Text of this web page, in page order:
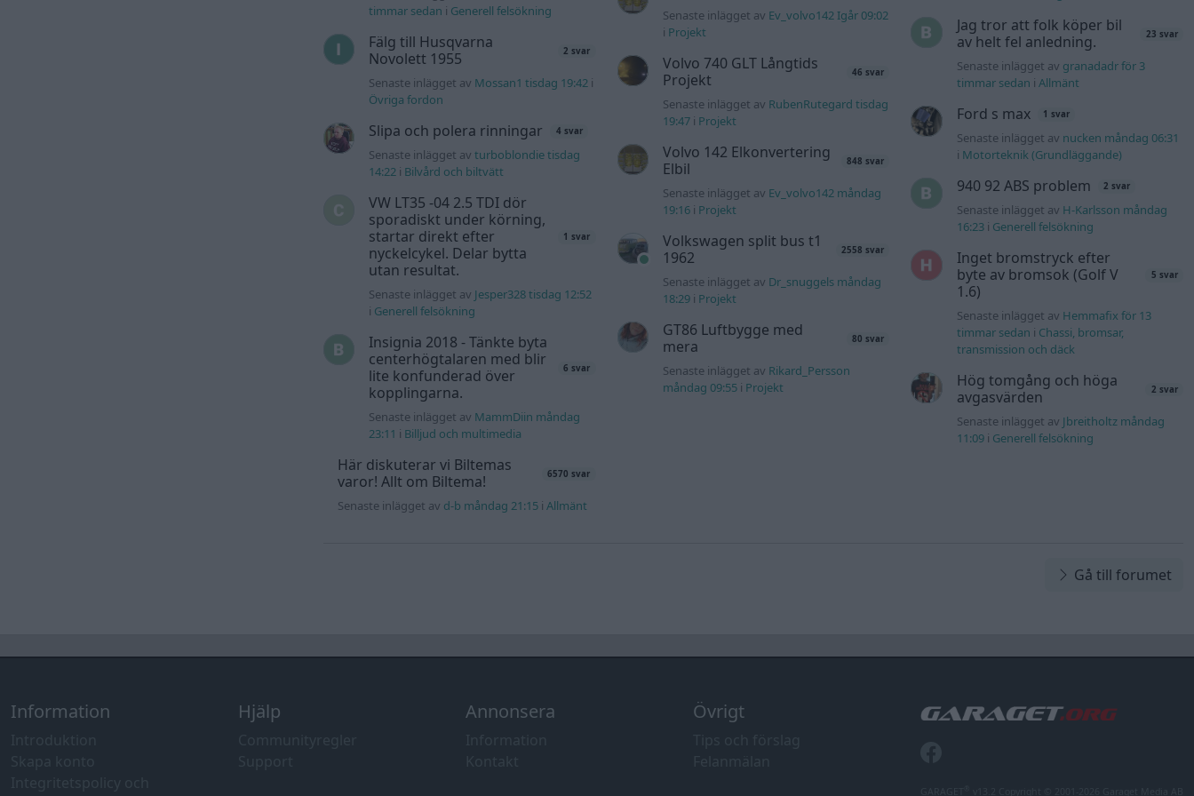
timmar sedan i Generell felsökning
Fälg till Husqvarna
Novolett 1955
2 svar
Senaste inlägget av Mossan1 tisdag 19:42 i
Övriga fordon
Slipa och polera rinningar 4 svar
Senaste inlägget avturboblondie tisdag
14:22 i Bilvård och biltvätt
VW LT35 -04 2.5 TDI dör
sporadiskt under körning,
startar direkt efter
nyckelcykel. Delar bytta
utan resultat.
1 svar
Senaste inlägget av Jesper328 tisdag 12:52
i Generell felsökning
Insignia 2018 - Tänkte byta
centerhögtalaren med blir
lite konfunderad över
kopplingarna.
6 svar
Senaste inlägget av MammDiin måndag
23:11 i Billjud och multimedia
Här diskuterar vi Biltemas
varor! Allt om Biltema!
6570 svar
Senaste inlägget av d-b måndag 21:15 i Allmänt
Senaste inlägget av Ev_volvo142 Igår 09:02
i Projekt
Volvo 740 GLT Långtids
Projekt
46 svar
Senaste inlägget av RubenRutegard tisdag
19:47i Projekt
Volvo 142 Elkonvertering
Elbil
848 svar
Senaste inlägget av Ev_volvo142 måndag
19:16i Projekt
Volkswagen split bus t1
1962
2558 svar
Senaste inlägget av Dr_snuggels måndag
18:29i Projekt
GT86 Luftbygge med
mera
80 svar
Senaste inlägget av Rikard_Persson
måndag 09:55i Projekt
Jag tror att folk köper bil
av helt fel anledning.
23 svar
Senaste inlägget av granadadr för 3
timmar sedan i Allmänt
Ford s max 1 svar
Senaste inlägget av nucken måndag 06:31
i Motorteknik (Grundläggande)
940 92 ABS problem 2 svar
Senaste inlägget av H-Karlsson måndag
16:23i Generell felsökning
Inget bromstryck efter
byte av bromsok (Golf V
1.6)
5 svar
Senaste inlägget av Hemmafix för 13
timmar sedan i Chassi, bromsar,
transmission och däck
Hög tomgång och höga
avgasvärden
2 svar
Senaste inlägget av Jbreitholtz måndag
11:09i Generell felsökning
Gå till forumet
Information Hjälp Annonsera Övrigt